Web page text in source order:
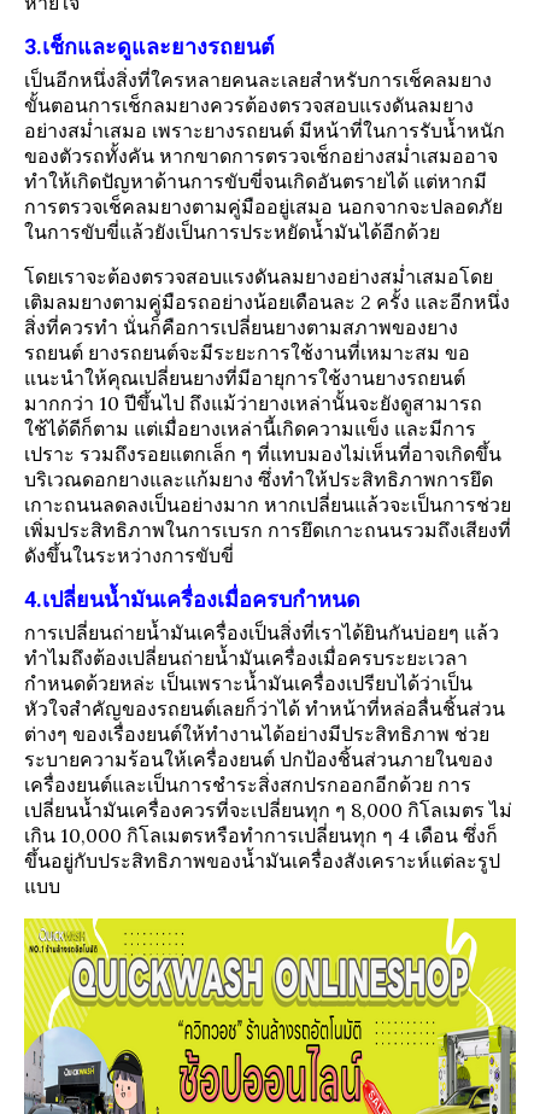
3.เช็กและดูและยางรถยนต์
เป็นอีกหนึ่งสิ่งที่ใครหลายคนละเลยสำหรับการเช็คลมยาง
ขั้นตอนการเช็กลมยางควรต้องตรวจสอบแรงดันลมยาง
อย่างสม่ำเสมอ เพราะยางรถยนต์ มีหน้าที่ในการรับน้ำหนัก
ของตัวรถทั้งคัน หากขาดการตรวจเช็กอย่างสม่ำเสมออาจ
ทำให้เกิดปัญหาด้านการขับขี่จนเกิดอันตรายได้ แต่หากมี
การตรวจเช็คลมยางตามคู่มืออยู่เสมอ นอกจากจะปลอดภัย
ในการขับขี่แล้วยังเป็นการประหยัดน้ำมันได้อีกด้วย
โดยเราจะต้องตรวจสอบแรงดันลมยางอย่างสม่ำเสมอโดย
เติมลมยางตามคู่มือรถอย่างน้อยเดือนละ 2 ครั้ง และอีกหนึ่ง
สิ่งที่ควรทำ นั่นก็คือการเปลี่ยนยางตามสภาพของยาง
รถยนต์ ยางรถยนต์จะมีระยะการใช้งานที่เหมาะสม ขอ
แนะนำให้คุณเปลี่ยนยางที่มีอายุการใช้งานยางรถยนต์
มากกว่า 10 ปีขึ้นไป ถึงแม้ว่ายางเหล่านั้นจะยังดูสามารถ
ใช้ได้ดีก็ตาม แต่เมื่อยางเหล่านี้เกิดความแข็ง และมีการ
เปราะ รวมถึงรอยแตกเล็ก ๆ ที่แทบมองไม่เห็นที่อาจเกิดขึ้น
บริเวณดอกยางและแก้มยาง ซึ่งทำให้ประสิทธิภาพการยึด
เกาะถนนลดลงเป็นอย่างมาก หากเปลี่ยนแล้วจะเป็นการช่วย
เพิ่มประสิทธิภาพในการเบรก การยึดเกาะถนนรวมถึงเสียงที่
ดังขึ้นในระหว่างการขับขี่
4.เปลี่ยนน้ำมันเครื่องเมื่อครบกำหนด
การเปลี่ยนถ่ายน้ำมันเครื่องเป็นสิ่งที่เราได้ยินกันบ่อยๆ แล้ว
ทำไมถึงต้องเปลี่ยนถ่ายน้ำมันเครื่องเมื่อครบระยะเวลา
กำหนดด้วยหล่ะ เป็นเพราะน้ำมันเครื่องเปรียบได้ว่าเป็น
หัวใจสำคัญของรถยนต์เลยก็ว่าได้ ทำหน้าที่หล่อลื่นชิ้นส่วน
ต่างๆ ของเรื่องยนต์ให้ทำงานได้อย่างมีประสิทธิภาพ ช่วย
ระบายความร้อนให้เครื่องยนต์ ปกป้องชิ้นส่วนภายในของ
เครื่องยนต์และเป็นการชำระสิ่งสกปรกออกอีกด้วย การ
เปลี่ยนน้ำมันเครื่องควรที่จะเปลี่ยนทุก ๆ 8,000 กิโลเมตร ไม่
เกิน 10,000 กิโลเมตรหรือทำการเปลี่ยนทุก ๆ 4 เดือน ซึ่งก็
ขึ้นอยู่กับประสิทธิภาพของน้ำมันเครื่องสังเคราะห์แต่ละรูป
แบบ